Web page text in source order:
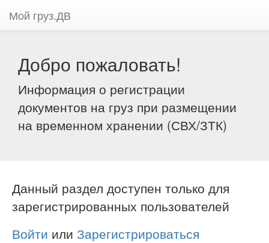
Мой груз.ДВ
Добро пожаловать!
Информация о регистрации
документов на груз при размещении
на временном хранении (СВХ/ЗТК)
Данный раздел доступен только для
зарегистрированных пользователей
Войти или Зарегистрироваться